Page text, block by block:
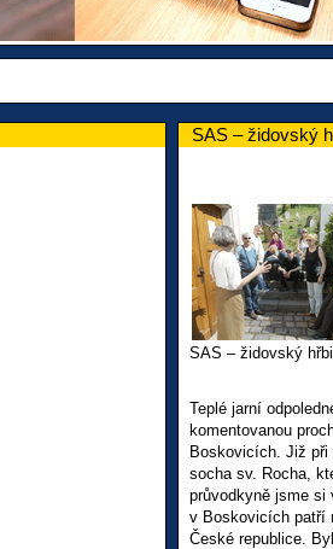
SAS – židovský
SAS – židovský
Teplé jarní
komentovanou
Boskovicích. Již při
socha sv. Rocha,
průvodkyně jsme
v Boskovicích patří
České republice.